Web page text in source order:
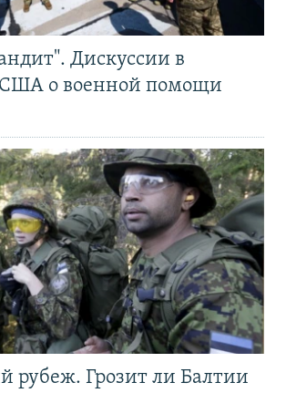
Дискуссии в
США о военной помощи
рубеж. Грозит ли Балтии